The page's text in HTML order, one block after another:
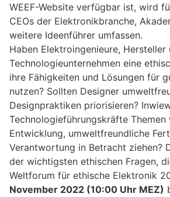
WEEF-Website verfügbar ist, wird
CEOs der Elektronikbranche,
weitere Ideenführer umfassen.
Haben Elektroingenieure, Hersteller
Technologieunternehmen eine
ihre Fähigkeiten und Lösungen für
nutzen? Sollten Designer
Designpraktiken priorisieren?
Technologieführungskräfte Themen
Entwicklung, umweltfreundliche
Verantwortung in Betracht ziehen?
der wichtigsten ethischen Fragen,
Weltforum für ethische Elektronik
November 2022 (10:00 Uhr MEZ)